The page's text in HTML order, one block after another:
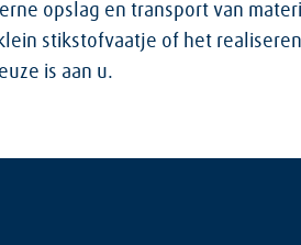
opslag en transport van
stikstofvaatje of het
is aan u.